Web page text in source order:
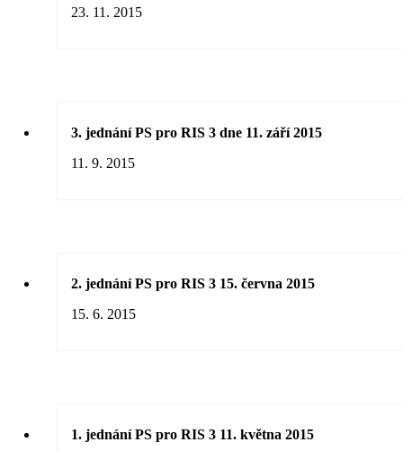
23. 11. 2015
3. jednání PS pro RIS 3 dne 11. září 2015
11. 9. 2015
2. jednání PS pro RIS 3 15. června 2015
15. 6. 2015
1. jednání PS pro RIS 3 11. května 2015